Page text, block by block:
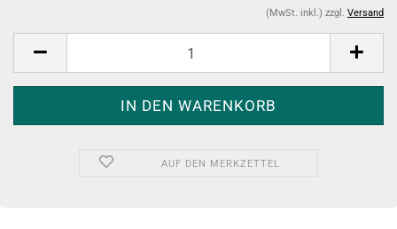
(MwSt. inkl.) zzgl. Versand
AUF DEN MERKZETTEL